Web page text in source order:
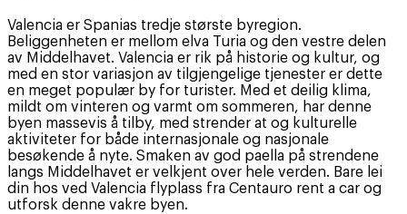
Valencia er Spanias tredje største byregion.
Beliggenheten er mellom elva Turia og den vestre delen
av Middelhavet. Valencia er rik på historie og kultur, og
med en stor variasjon av tilgjengelige tjenester er dette
en meget populær by for turister. Med et deilig klima,
mildt om vinteren og varmt om sommeren, har denne
byen massevis å tilby, med strender at og kulturelle
aktiviteter for både internasjonale og nasjonale
besøkende å nyte. Smaken av god paella på strendene
langs Middelhavet er velkjent over hele verden. Bare lei
din hos ved Valencia flyplass fra Centauro rent a car og
utforsk denne vakre byen.